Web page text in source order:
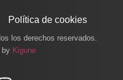
Política de cookies
los derechos reservados.
by Kigune